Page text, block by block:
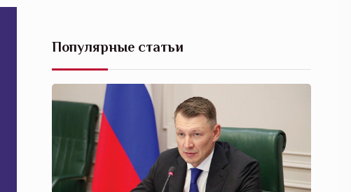
Популярные статьи